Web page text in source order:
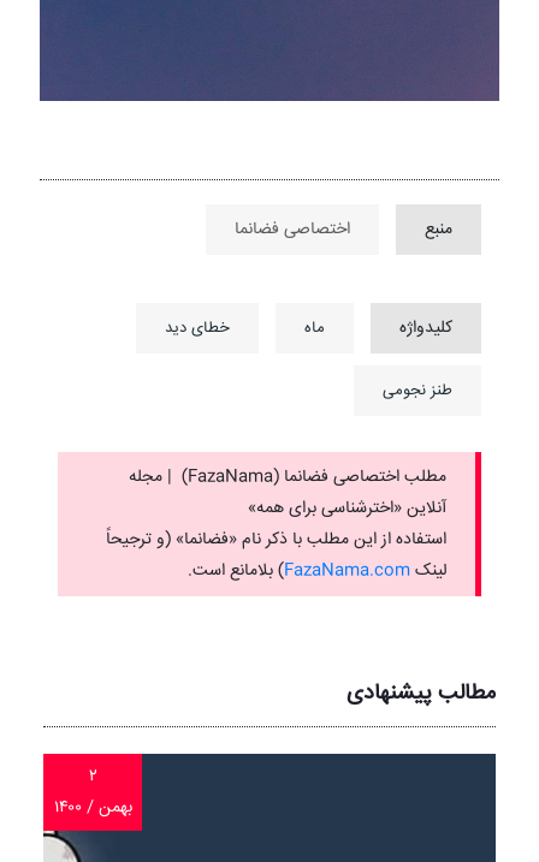
منبع اختصاصی فضانما
کلیدواژه ماه خطای دید
طنز نجومی
مطلب اختصاصی فضانما (FazaNama) | مجله
آنلاین «اخترشناسی برای همه»
استفاده از این مطلب با ذکر نام «فضانما» (و ترجیحاً
لینک ‌FazaNama.com) بلامانع است.
مطالب پیشنهادی
۲
بهمن / ۱۴۰۰